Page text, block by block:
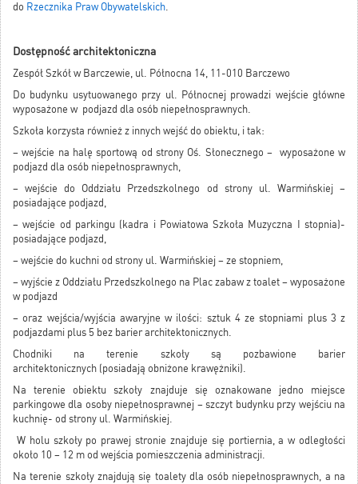
do Rzecznika Praw Obywatelskich.
Dostępność architektoniczna
Zespół Szkół w Barczewie, ul. Północna 14, 11-010 Barczewo
Do budynku usytuowanego przy ul. Północnej prowadzi wejście główne
wyposażone w podjazd dla osób niepełnosprawnych.
Szkoła korzysta również z innych wejść do obiektu, i tak:
– wejście na halę sportową od strony Oś. Słonecznego – wyposażone w
podjazd dla osób niepełnosprawnych,
– wejście do Oddziału Przedszkolnego od strony ul. Warmińskiej –
posiadające podjazd,
– wejście od parkingu (kadra i Powiatowa Szkoła Muzyczna I stopnia)-
posiadające podjazd,
– wejście do kuchni od strony ul. Warmińskiej – ze stopniem,
– wyjście z Oddziału Przedszkolnego na Plac zabaw z toalet – wyposażone
w podjazd
– oraz wejścia/wyjścia awaryjne w ilości: sztuk 4 ze stopniami plus 3 z
podjazdami plus 5 bez barier architektonicznych.
Chodniki na terenie szkoły są pozbawione barier
architektonicznych (posiadają obniżone krawężniki).
Na terenie obiektu szkoły znajduje się oznakowane jedno miejsce
parkingowe dla osoby niepełnosprawnej – szczyt budynku przy wejściu na
kuchnię- od strony ul. Warmińskiej.
W holu szkoły po prawej stronie znajduje się portiernia, a w odległości
około 10 – 12 m od wejścia pomieszczenia administracji.
Na terenie szkoły znajdują się toalety dla osób niepełnosprawnych, a na